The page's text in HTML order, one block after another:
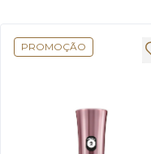
PROMOÇÃO